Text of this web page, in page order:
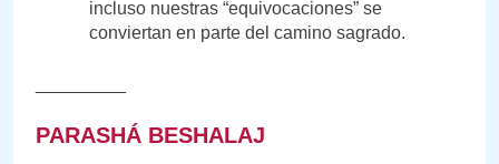
incluso nuestras “equivocaciones” se
conviertan en parte del camino sagrado.
PARASHÁ BESHALAJ